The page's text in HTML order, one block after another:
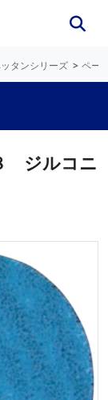
タンシリーズ ペー
ジルコニ